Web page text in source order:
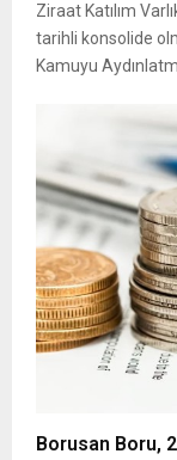
Ziraat Katılım
tarihli konsolide
Kamuyu
Borusan Boru,